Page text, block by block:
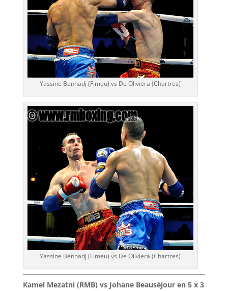
Yassine Benhadj (Fimeu) vs De Oliviera (Chartres)
Yassine Benhadj (Fimeu) vs De Oliviera (Chartres)
Kamel Mezatni (RMB) vs Johane Beauséjour en 5 x 3